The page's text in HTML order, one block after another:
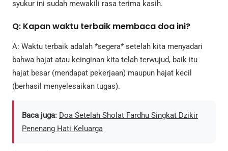
syukur ini sudah mewakili rasa terima kasih.
Q: Kapan waktu terbaik membaca doa ini?
A: Waktu terbaik adalah *segera* setelah kita menyadari
bahwa hajat atau keinginan kita telah terwujud, baik itu
hajat besar (mendapat pekerjaan) maupun hajat kecil
(berhasil menyelesaikan tugas).
Baca juga: Doa Setelah Sholat Fardhu Singkat Dzikir
Penenang Hati Keluarga